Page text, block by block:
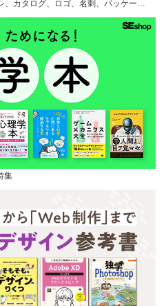
、カタログ、ロゴ、名刺、パッケー…
集